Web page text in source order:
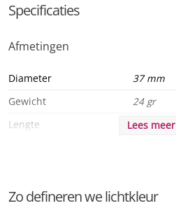
Specificaties
Afmetingen
Diameter
37 mm
Gewicht
24 gr
Lengte
108 mm
Product serie
Matter
Lees meer
Zo defineren we lichtkleur